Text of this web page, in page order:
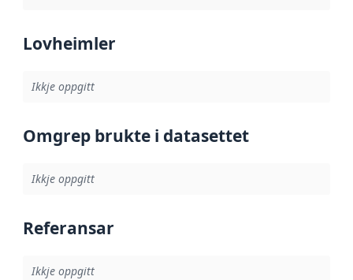
Lovheimler
Ikkje oppgitt
Omgrep brukte i datasettet
Ikkje oppgitt
Referansar
Ikkje oppgitt